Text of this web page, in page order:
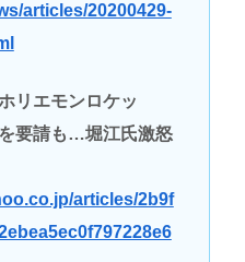
articles/20200429-
リエモンロケッ
を要請も…堀江氏激怒
articles/2b9f